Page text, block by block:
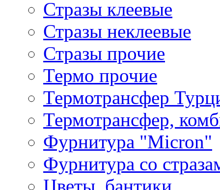
Стразы клеевые
Стразы неклеевые
Стразы прочие
Термо прочие
Термотрансфер
Термотрансфер,
Фурнитура "Micron"
Фурнитура со
Цветы, бантики